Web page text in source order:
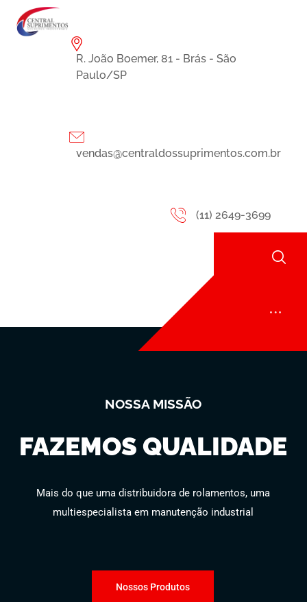
R. João Boemer, 81 - Brás - São
Paulo/SP
vendas@centraldossuprimentos.com.br
(11) 2649-3699
FAZEMOS QUALIDADE
NOSSA MISSÃO
Mais do que uma distribuidora de rolamentos, uma
multiespecialista em manutenção industrial
Nossos Produtos